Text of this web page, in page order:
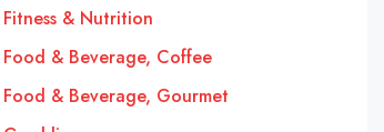
Fitness & Nutrition
Food & Beverage, Coffee
Food & Beverage, Gourmet